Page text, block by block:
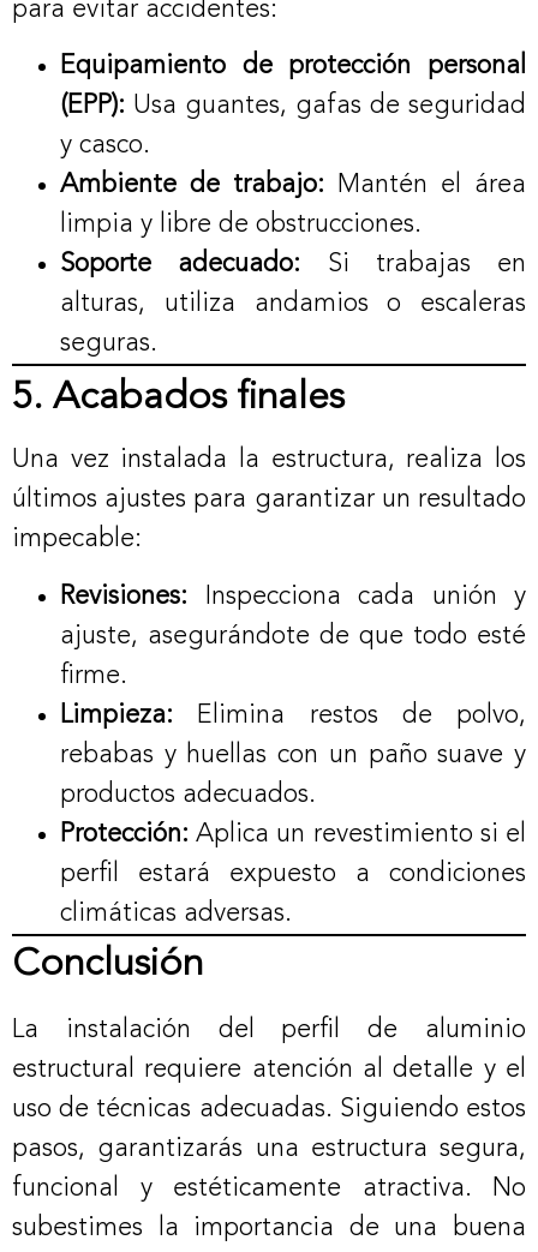
para evitar accidentes:
Equipamiento de protección personal
(EPP): Usa guantes, gafas de seguridad
y casco.
Ambiente de trabajo: Mantén el área
limpia y libre de obstrucciones.
Soporte adecuado: Si trabajas en
alturas, utiliza andamios o escaleras
seguras.
5. Acabados finales
Una vez instalada la estructura, realiza los
últimos ajustes para garantizar un resultado
impecable:
Revisiones: Inspecciona cada unión y
ajuste, asegurándote de que todo esté
firme.
Limpieza: Elimina restos de polvo,
rebabas y huellas con un paño suave y
productos adecuados.
Protección: Aplica un revestimiento si el
perfil estará expuesto a condiciones
climáticas adversas.
Conclusión
La instalación del perfil de aluminio
estructural requiere atención al detalle y el
uso de técnicas adecuadas. Siguiendo estos
pasos, garantizarás una estructura segura,
funcional y estéticamente atractiva. No
subestimes la importancia de una buena